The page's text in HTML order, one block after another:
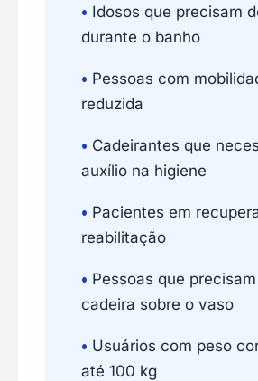
• Idosos que precisam
durante o banho
• Pessoas com
reduzida
• Cadeirantes que
auxílio na higiene
• Pacientes em
reabilitação
• Pessoas que
cadeira sobre o vaso
• Usuários com peso
até 100 kg